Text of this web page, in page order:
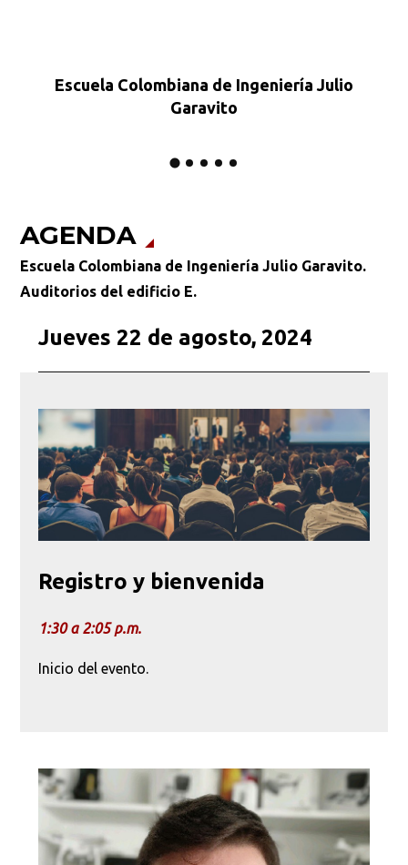
Escuela Colombiana de Ingeniería Julio
Garavito
AGENDA
Escuela Colombiana de Ingeniería Julio Garavito.
Auditorios del edificio E.
Jueves 22 de agosto, 2024
Registro y bienvenida
1:30 a 2:05 p.m.
Inicio del evento.